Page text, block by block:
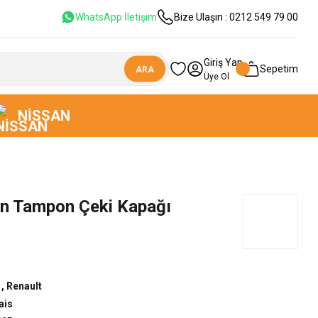
WhatsApp İletişim Bize Ulaşın : 0212 549 79 00
ARA
Giriş Yap
Üye Ol
Sepetim
NISSAN
Tampon Çeki Kapağı
, Renault